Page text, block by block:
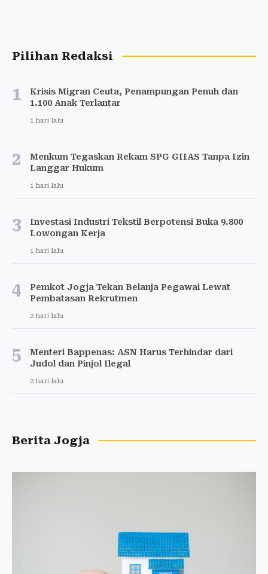
Pilihan Redaksi
1
Krisis Migran Ceuta, Penampungan Penuh dan
1.100 Anak Terlantar
1 hari lalu
2
Menkum Tegaskan Rekam SPG GIIAS Tanpa Izin
Langgar Hukum
1 hari lalu
3
Investasi Industri Tekstil Berpotensi Buka 9.800
Lowongan Kerja
1 hari lalu
4
Pemkot Jogja Tekan Belanja Pegawai Lewat
Pembatasan Rekrutmen
2 hari lalu
5
Menteri Bappenas: ASN Harus Terhindar dari
Judol dan Pinjol Ilegal
2 hari lalu
Berita Jogja